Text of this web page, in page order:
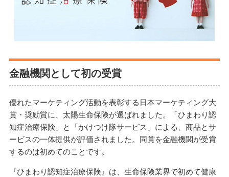
金融機関として初の受賞
優れたマーケティング活動を表彰する日本マーケティング大
賞・奨励賞に、太陽生命保険が選ばれました。「ひまわり認
知症治療保険」と「かけつけ隊サービス」による、商品とサ
ービスの一体提供が評価されました。同賞を金融機関が受賞
するのは初めてのことです。
『ひまわり認知症治療保険』は、生命保険業界で初めて健康